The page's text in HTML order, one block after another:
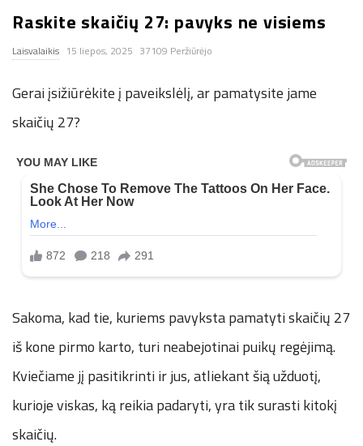
n
.
n
e
Raskite skaičių 27: pavyks ne visiems
Laisvalaikis 15 liepos, 2025 37109 Peržiūrėjo
Gerai įsižiūrėkite į paveikslėlį, ar pamatysite jame
skaičių 27?
Sakoma, kad tie, kuriems pavyksta pamatyti skaičių 27
iš kone pirmo karto, turi neabejotinai puikų regėjimą.
Kviečiame jį pasitikrinti ir jus, atliekant šią užduotį,
kurioje viskas, ką reikia padaryti, yra tik surasti kitokį
skaičių.